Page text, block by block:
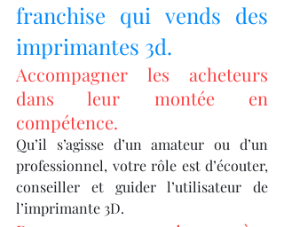
franchise qui vends des
imprimantes 3d.
Accompagner les acheteurs
dans leur montée en
compétence.
Qu’il s’agisse d’un amateur ou d’un
professionnel, votre rôle est d’écouter,
conseiller et guider l’utilisateur de
l’imprimante 3D.